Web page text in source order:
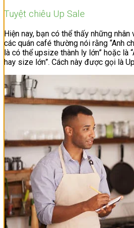
Tuyệt chiêu Up Sale
Hiện nay, bạn có thể thấy những nhân
các quán café thường nói rằng “Anh
là có thể upsize thành ly lớn” hoặc là
hay size lớn”. Cách này được gọi là